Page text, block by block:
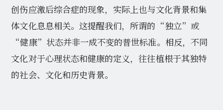
创伤应激后综合症的现象，实际上也与文化背景和集
体文化息息相关。这提醒我们，所谓的“独立”或
“健康”状态并非一成不变的普世标准。相反，不同
文化对于心理状态和健康的定义，往往植根于其独特
的社会、文化和历史背景。